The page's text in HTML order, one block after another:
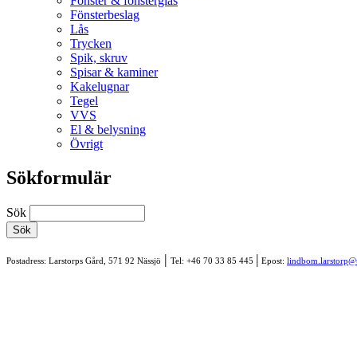
Fönsterbeslag
Lås
Trycken
Spik, skruv
Spisar & kaminer
Kakelugnar
Tegel
VVS
El & belysning
Övrigt
Sökformulär
Sök
Postadress: Larstorps Gård, 571 92 Nässjö | Tel: +46 70 33 85 445 | Epost: